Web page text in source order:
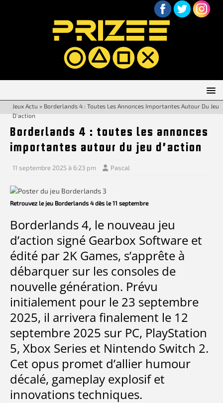
Jeux Actu » Borderlands 4 : Toutes Les Annonces Importantes Autour Du Jeu
D’action
Borderlands 4 : toutes les annonces
importantes autour du jeu d’action
11 septembre 2025 à 6:23 pm Pascal
Retrouvez le jeu Borderlands 4 dès le 11 septembre
Borderlands 4, le nouveau jeu
d’action signé Gearbox Software et
édité par 2K Games, s’apprête à
débarquer sur les consoles de
nouvelle génération. Prévu
initialement pour le 23 septembre
2025, il arrivera finalement le 12
septembre 2025 sur PC, PlayStation
5, Xbox Series et Nintendo Switch 2.
Cet opus promet d’allier humour
décalé, gameplay explosif et
innovations techniques.